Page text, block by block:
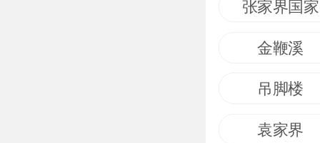
张家界国家
金鞭溪
吊脚楼
袁家界